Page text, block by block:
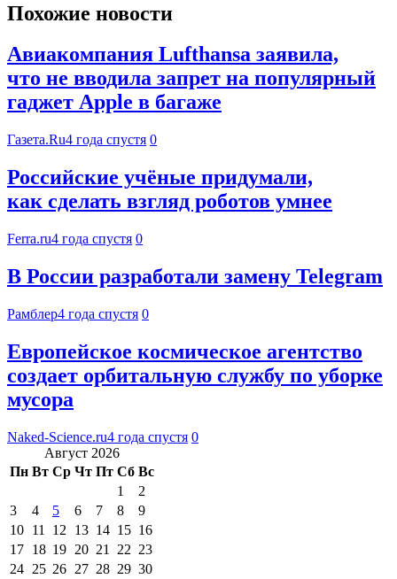
Похожие новости
Авиакомпания Lufthansa заявила,
что не вводила запрет на популярный
гаджет Apple в багаже
Газета.Ru4 года спустя 0
Российские учёные придумали,
как сделать взгляд роботов умнее
Ferra.ru4 года спустя 0
В России разработали замену Telegram
Рамблер4 года спустя 0
Европейское космическое агентство
создает орбитальную службу по уборке
мусора
Naked-Science.ru4 года спустя 0
Август 2026
Пн Вт Ср Чт Пт Сб Вс
1
2
3
4 5 6 7 8
9
10 11 12 13 14 15 16
17 18 19 20 21 22 23
24 25 26 27 28 29 30